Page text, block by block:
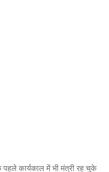
कार्यकाल में भी मंत्री रह चुके